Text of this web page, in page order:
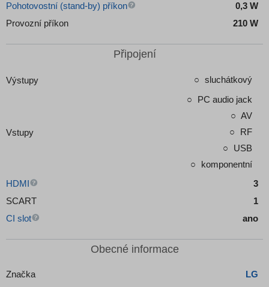
Pohotovostní (stand-by) příkon
0,3 W
Provozní příkon
210 W
Připojení
Výstupy sluchátkový
Vstupy
PC audio jack
AV
RF
USB
komponentní
HDMI
3
SCART
1
CI slot
ano
Obecné informace
Značka LG